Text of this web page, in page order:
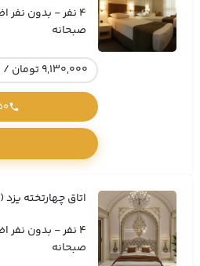
4 نفر - بدون نفر اضافه
صبحانه
9,130,000 تومان / 1 شب تومان / شب
اتاق چهارتخته
4 نفر - بدون نفر اضافه
صبحانه